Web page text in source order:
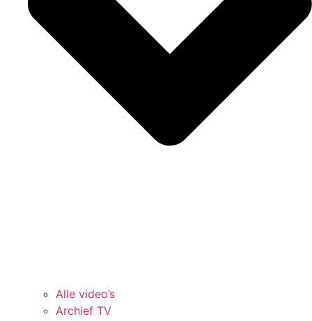
Alle video’s
Archief TV